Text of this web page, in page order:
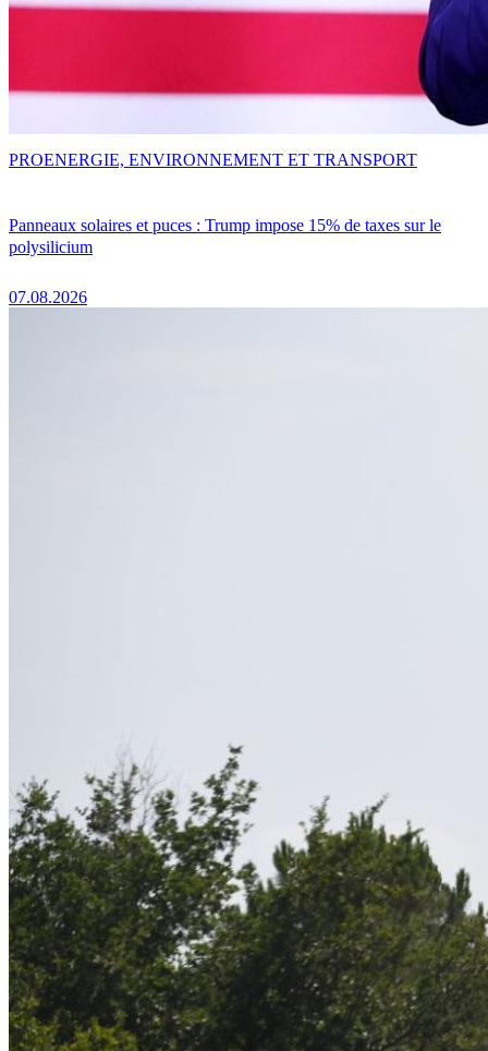
Panneaux solaires et puces : Trump impose 15% de taxes sur le
polysilicium
07.08.2026
PROENERGIE, ENVIRONNEMENT ET TRANSPORT